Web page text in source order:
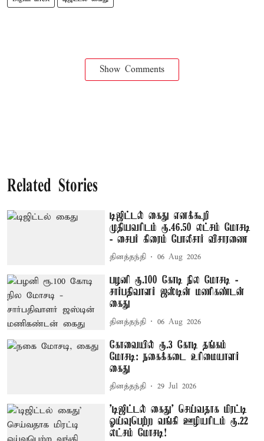
Show Comments
Related Stories
டிஜிட்டல் கைது எனக்கூறி
முதியவரிடம் ரூ.46.50 லட்சம் மோசடி
- சைபர் கிரைம் போலீசார் விசாரணை
தினத்தந்தி 06 Aug 2026
பழனி ரூ.100 கோடி நில மோசடி -
சார்பதிவாளர் ஜஸ்டின் மணிகண்டன்
கைது
தினத்தந்தி 06 Aug 2026
கோவையில் ரூ.3 கோடி தங்கம்
மோசடி: நகைக்கடை உரிமையாளர்
கைது
தினத்தந்தி 29 Jul 2026
'டிஜிட்டல் கைது' செய்வதாக மிரட்டி
ஓய்வுபெற்ற வங்கி ஊழியரிடம் ரூ.22
லட்சம் மோசடி!